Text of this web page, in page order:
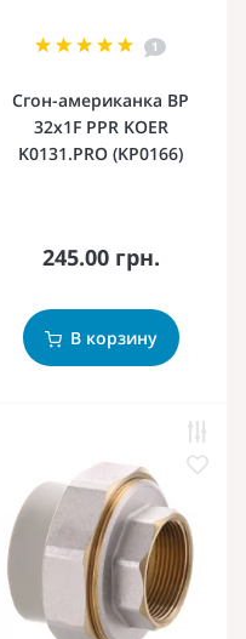
1
Сгон-американка ВР
32x1F PPR KOER
K0131.PRO (KP0166)
245.00 грн.
В корзину